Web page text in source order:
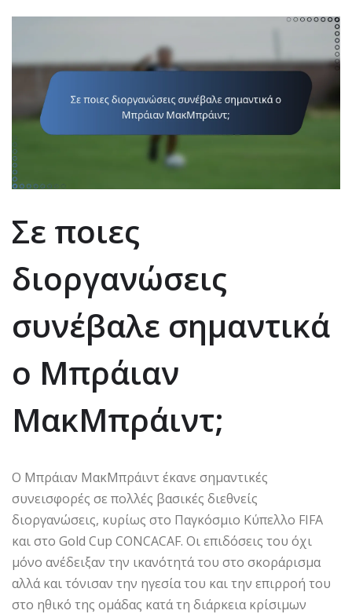
Σε ποιες
διοργανώσεις
συνέβαλε σημαντικά
ο Μπράιαν
ΜακΜπράιντ;
Ο Μπράιαν ΜακΜπράιντ έκανε σημαντικές
συνεισφορές σε πολλές βασικές διεθνείς
διοργανώσεις, κυρίως στο Παγκόσμιο Κύπελλο FIFA
και στο Gold Cup CONCACAF. Οι επιδόσεις του όχι
μόνο ανέδειξαν την ικανότητά του στο σκοράρισμα
αλλά και τόνισαν την ηγεσία του και την επιρροή του
στο ηθικό της ομάδας κατά τη διάρκεια κρίσιμων